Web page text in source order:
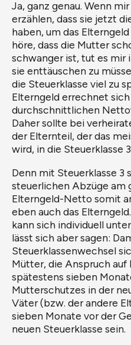
Ja, ganz genau. Wenn
erzählen, dass sie jetzt
haben, um das
höre, dass die Mutter
schwanger ist, tut es mir
sie enttäuschen zu
die Steuerklasse viel zu
Elterngeld errechnet
durchschnittlichen
Daher sollte bei
der Elternteil, der das
wird, in die Steuerklasse
Denn mit Steuerklasse 3
steuerlichen Abzüge am
Elterngeld-Netto somit
eben auch das
kann sich individuell
lässt sich aber sagen:
Steuerklassenwechsel
Mütter, die Anspruch
spätestens sieben
Mutterschutzes in der
Väter (bzw. der andere
sieben Monate vor der
neuen Steuerklasse sein.